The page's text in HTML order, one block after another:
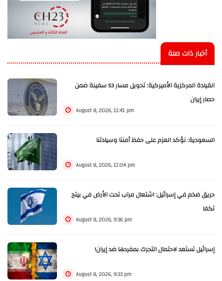
أخبار ذات صلة
القيادة المركزية الأميركية: تحويل مسار 53 سفينة ضمن
حصار إيران
August 8, 2026, 11:41 pm
السعودية: نؤكد العزم على حفظ أمننا وسيادتنا
August 8, 2026, 11:04 pm
حريق ضخم في إسرائيل: اشتعال مرآب تحت الأرض في بيتح
تكفا
August 8, 2026, 9:36 pm
إسرائيل تستعد لاحتمال التحرك بمفردها ضد إيران!
August 8, 2026, 9:33 pm